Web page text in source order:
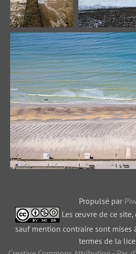
Propulsé par
Les œuvre de ce site,
sauf mention contraire sont mises
termes de la